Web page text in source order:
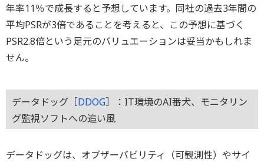
年率11％で成長すると予想しています。同社の過去3年間の
平均PSRが3倍であることを考えると、この予想に基づく
PSR2.8倍という足元のバリュエーションは妥当かもしれま
せん。
データドッグ［DDOG］：IT環境のAI番犬、モニタリン
グ監視ソフトへの追い風
データドッグは、オブザーバビリティ（可観測性）やサイ